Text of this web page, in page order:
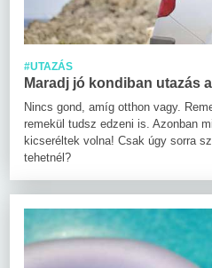
#UTAZÁS
Maradj jó kondiban utazás
Nincs gond, amíg otthon vagy.
remekül tudsz edzeni is. Azonban
kicseréltek volna! Csak úgy sorra
tehetnél?